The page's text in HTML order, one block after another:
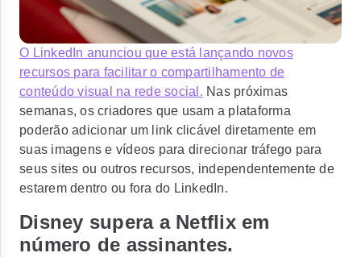
O LinkedIn anunciou que está lançando novos
recursos para facilitar o compartilhamento de
conteúdo visual na rede social. Nas próximas
semanas, os criadores que usam a plataforma
poderão adicionar um link clicável diretamente em
suas imagens e vídeos para direcionar tráfego para
seus sites ou outros recursos, independentemente de
estarem dentro ou fora do LinkedIn.
Disney supera a Netflix em
número de assinantes.